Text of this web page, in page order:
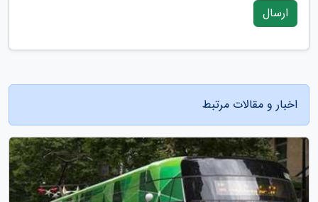
ارسال
اخبار و مقالات مرتبط